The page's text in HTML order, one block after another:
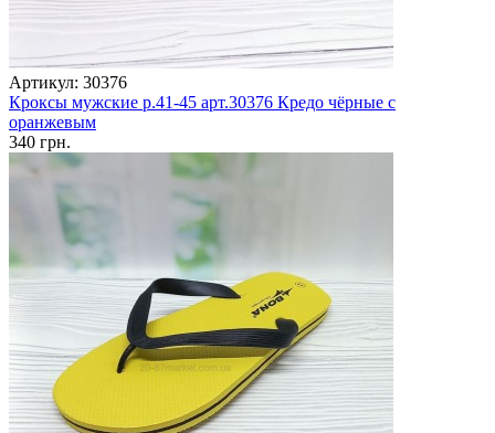
Артикул: 30376
Кроксы мужские р.41-45 арт.30376 Кредо чёрные с
оранжевым
340 грн.